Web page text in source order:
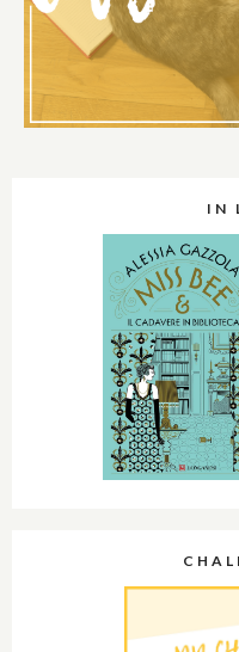
IN